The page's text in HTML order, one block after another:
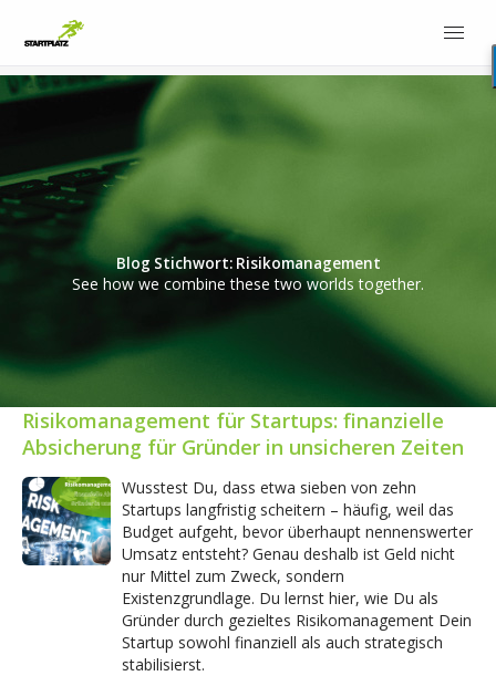
Blog Stichwort: Risikomanagement
See how we combine these two worlds together.
Risikomanagement für Startups: finanzielle
Absicherung für Gründer in unsicheren Zeiten
Wusstest Du, dass etwa sieben von zehn
Startups langfristig scheitern – häufig, weil das
Budget aufgeht, bevor überhaupt nennenswerter
Umsatz entsteht? Genau deshalb ist Geld nicht
nur Mittel zum Zweck, sondern
Existenzgrundlage. Du lernst hier, wie Du als
Gründer durch gezieltes Risikomanagement Dein
Startup sowohl finanziell als auch strategisch
stabilisierst.